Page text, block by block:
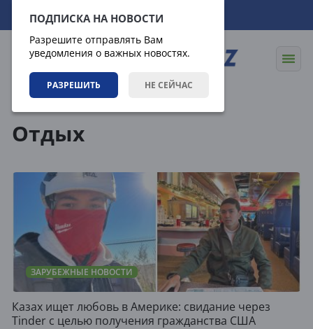
ПОДПИСКА НА НОВОСТИ
Разрешите отправлять Вам
уведомления о важных новостях.
РАЗРЕШИТЬ НЕ СЕЙЧАС
08.08.2026 04:44:40
Отдых
ЗАРУБЕЖНЫЕ НОВОСТИ
Казах ищет любовь в Америке: свидание через
Tinder с целью получения гражданства США